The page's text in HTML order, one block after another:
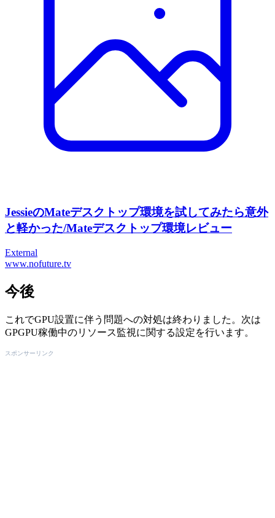
JessieのMateデスクトップ環境を試してみたら意外
と軽かった/Mateデスクトップ環境レビュー
External
www.nofuture.tv
今後
これでGPU設置に伴う問題への対処は終わりました。次は
GPGPU稼働中のリソース監視に関する設定を行います。
スポンサーリンク